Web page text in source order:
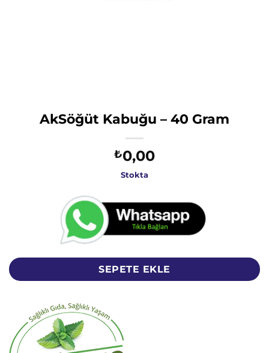
AkSöğüt Kabuğu – 40 Gram
₺0,00
Stokta
SEPETE EKLE